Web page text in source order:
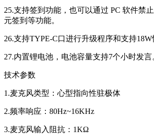
25.支持签到功能，也可以通过 PC 软件禁
元签到等功能。
26.支持TYPE-C口进行升级程序和支持18W
27.内置锂电池，电池容量支持7个小时发言
技术参数
1.麦克风类型：心型指向性驻极体
2.频率响应：80Hz~16KHz
3.麦克风输入阻抗：1KΩ